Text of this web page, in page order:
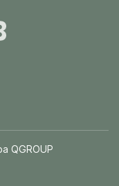
QGROUP